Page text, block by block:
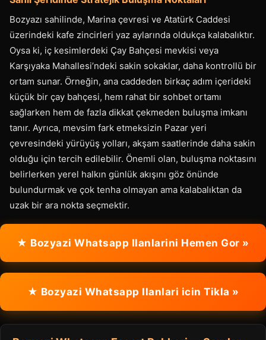
Bozyazı sahilinde, Marina çevresi ve Atatürk Caddesi
üzerindeki kafe zincirleri yaz aylarında oldukça kalabalıktır.
Oysa ki, iç kesimlerdeki Çay Bahçesi mevkisi veya
Karşıyaka Mahallesi’ndeki sakin sokaklar, daha kontrollü bir
ortam sunar. Örneğin, ana caddeden birkaç adım içerideki
küçük bir çay bahçesi, hem rahat bir sohbet ortamı
sağlarken hem de fazla dikkat çekmeden buluşma imkanı
tanır. Ayrıca, mevsim fark etmeksizin Pazar yeri
çevresindeki yürüyüş yolları, akşam saatlerinde daha sakin
olduğu için tercih edilebilir. Önemli olan, buluşma noktasını
belirlerken yerel halkın günlük akışını göz önünde
bulundurmak ve çok tenha olmayan ama kalabalıktan da
uzak bir ara nokta seçmektir.
★ Bozyazi Whatsapp Ilanlarini Hemen Gor »
★ Bozyazi Whatsapp Ilanlari icin Tikla »